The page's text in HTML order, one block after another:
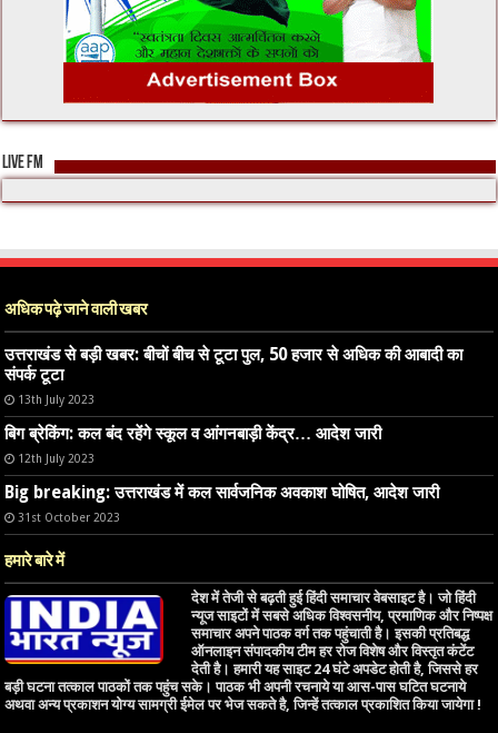
LIVE FM
अधिक पढ़े जाने वाली खबर
उत्तराखंड से बड़ी खबर: बीचों बीच से टूटा पुल, 50 हजार से अधिक की आबादी का
संपर्क टूटा
13th July 2023
बिग ब्रेकिंग: कल बंद रहेंगे स्कूल व आंगनबाड़ी केंद्र… आदेश जारी
12th July 2023
Big breaking: उत्तराखंड में कल सार्वजनिक अवकाश घोषित, आदेश जारी
31st October 2023
हमारे बारे में
देश में तेजी से बढ़ती हुई हिंदी समाचार वेबसाइट है। जो हिंदी
न्यूज साइटों में सबसे अधिक विश्वसनीय, प्रमाणिक और निष्पक्ष
समाचार अपने पाठक वर्ग तक पहुंचाती है। इसकी प्रतिबद्ध
ऑनलाइन संपादकीय टीम हर रोज विशेष और विस्तृत कंटेंट
देती है। हमारी यह साइट 24 घंटे अपडेट होती है, जिससे हर
बड़ी घटना तत्काल पाठकों तक पहुंच सके। पाठक भी अपनी रचनाये या आस-पास घटित घटनाये
अथवा अन्य प्रकाशन योग्य सामग्री ईमेल पर भेज सकते है, जिन्हें तत्काल प्रकाशित किया जायेगा !